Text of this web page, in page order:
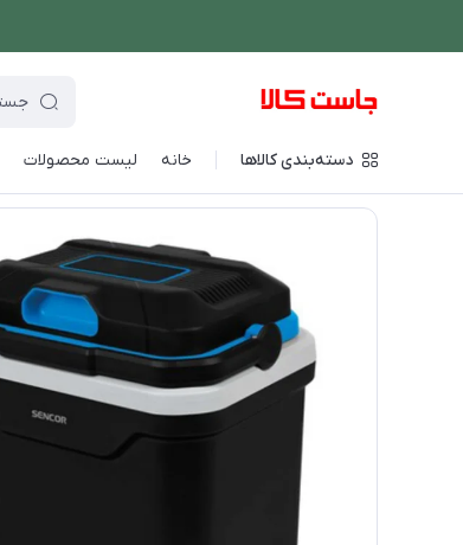
دسته‌بندی کالاها خانه لیست محصولات
فروشگاه اینترنتی جاست کالا نوشیدنی ساز آبسردکن